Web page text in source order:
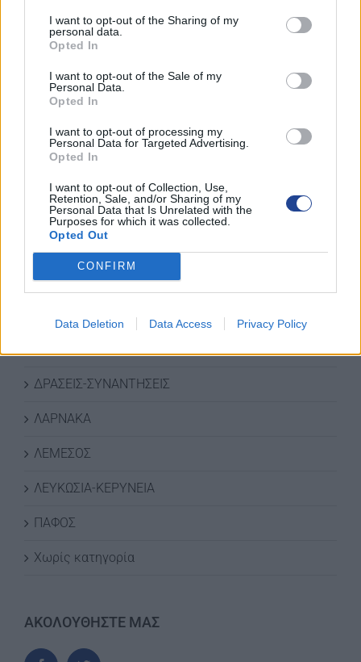
I want to opt-out of the Sharing of my
personal data.
Opted In
I want to opt-out of the Sale of my
Personal Data.
Opted In
I want to opt-out of processing my
Personal Data for Targeted Advertising.
Opted In
I want to opt-out of Collection, Use,
Retention, Sale, and/or Sharing of my
Personal Data that Is Unrelated with the
Purposes for which it was collected.
Opted Out
CONFIRM
Data Deletion Data Access Privacy Policy
ΚΑΤΗΓΟΡΙΕΣ ΝΕΩΝ
ΔΡΑΣΕΙΣ-ΣΥΝΑΝΤΗΣΕΙΣ
ΛΑΡΝΑΚΑ
ΛΕΜΕΣΟΣ
ΛΕΥΚΩΣΙΑ-ΚΕΡΥΝΕΙΑ
ΠΑΦΟΣ
Χωρίς κατηγορία
ΑΚΟΛΟΥΘΗΣΤΕ ΜΑΣ